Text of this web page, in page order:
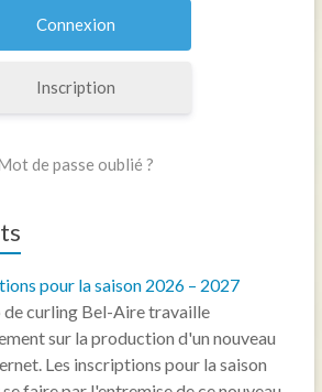
Inscription
de passe oublié ?
pour la saison 2026 – 2027
de curling Bel-Aire travaille
sur la production d'un nouveau
Les inscriptions pour la saison